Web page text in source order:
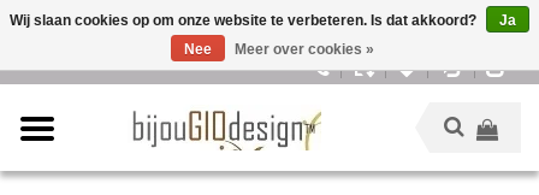
Wij slaan cookies op om onze website te verbeteren. Is dat akkoord?
Ja
Nee
Meer over cookies »